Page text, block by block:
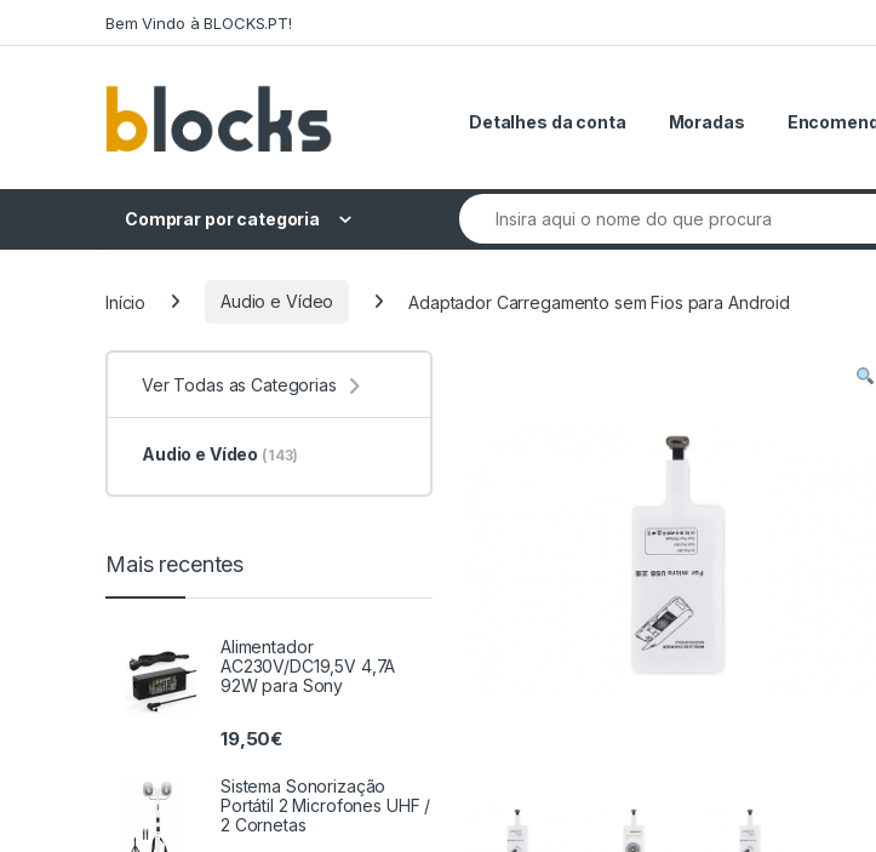
Bem Vindo à BLOCKS.PT!
Detalhes da conta Moradas
Comprar por categoria
Search for:
Início Audio e Vídeo Adaptador Carregamento sem Fios para Android
Ver Todas as Categorias
Audio e Vídeo (143)
Mais recentes
Alimentador
AC230V/DC19,5V 4,7A
92W para Sony
19,50€
Sistema Sonorização
Portátil 2 Microfones UHF /
2 Cornetas